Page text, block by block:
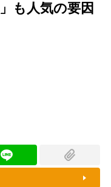
も人気の要因